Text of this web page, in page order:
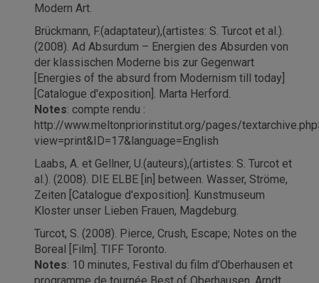
Modern Art.
Brückmann, F.(adaptateur),(artistes: S. Turcot et al.).
(2008). Ad Absurdum – Energien des Absurden von
der klassischen Moderne bis zur Gegenwart
[Energies of the absurd from Modernism till today]
[Catalogue d'exposition]. Marta Herford.
Notes: compte rendu :
http://www.meltonpriorinstitut.org/pages/
view=print&ID=17&language=English
Laabs, A. et Gellner, U.(auteurs),(artistes: S. Turcot et
al.). (2008). DIE ELBE [in] between. Wasser, Ströme,
Zeiten [Catalogue d'exposition]. Kunstmuseum
Kloster unser Lieben Frauen, Magdeburg.
Turcot, S. (2008). Pierce, Crush, Escape; Notes on the
Boreal [Film]. TIFF Toronto.
Notes: 10 minutes, Festival du film d’Oberhausen et